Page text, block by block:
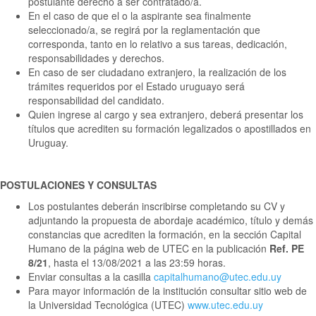
En el caso de que el o la aspirante sea finalmente
seleccionado/a, se regirá por la reglamentación que
corresponda, tanto en lo relativo a sus tareas, dedicación,
responsabilidades y derechos.
En caso de ser ciudadano extranjero, la realización de los
trámites requeridos por el Estado uruguayo será
responsabilidad del candidato.
Quien ingrese al cargo y sea extranjero, deberá presentar los
títulos que acrediten su formación legalizados o apostillados en
Uruguay.
POSTULACIONES Y CONSULTAS
Los postulantes deberán inscribirse completando su CV y
adjuntando la propuesta de abordaje académico, título y demás
constancias que acrediten la formación, en la sección Capital
Humano de la página web de UTEC en la publicación Ref. PE
8/21, hasta el 13/08/2021 a las 23:59 horas.
Enviar consultas a la casilla capitalhumano@utec.edu.uy
Para mayor información de la institución consultar sitio web de
la Universidad Tecnológica (UTEC) www.utec.edu.uy